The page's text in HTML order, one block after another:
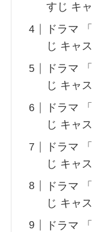
すじ キ
ドラマ
じ キャ
ドラマ
じ キャ
ドラマ
じ キャ
ドラマ
じ キャ
ドラマ
じ キャ
ドラマ